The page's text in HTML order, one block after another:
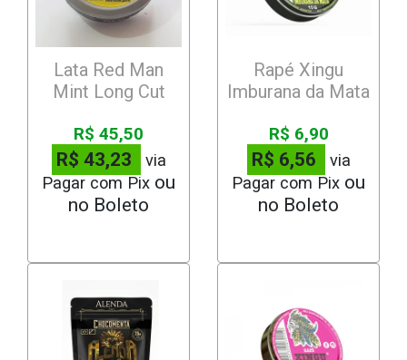
Lata Red Man
Mint Long Cut
R$ 45,50
R$ 43,23
via
Pagar com Pix
Rapé Xingu
Imburana da Mata
R$ 6,90
R$ 6,56
via
Pagar com Pix